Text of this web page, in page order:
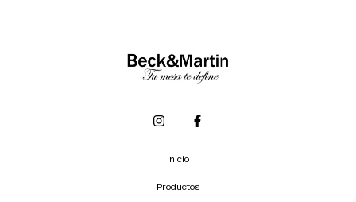
Inicio
Productos